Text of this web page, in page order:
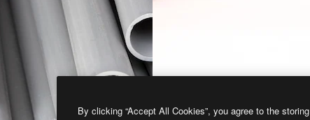
モバイルアプリ
すべてのMagnificツ
ール
S.L.U. 無断複写・転載を禁じます
By clicking “Accept All Cookies”, you agree to the